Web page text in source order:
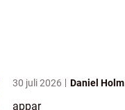
30 juli 2026 Daniel Holm
appar